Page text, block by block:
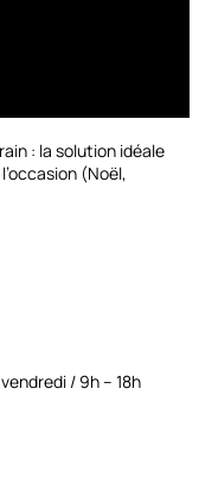
: la solution idéale
(Noël,
/ 9h – 18h